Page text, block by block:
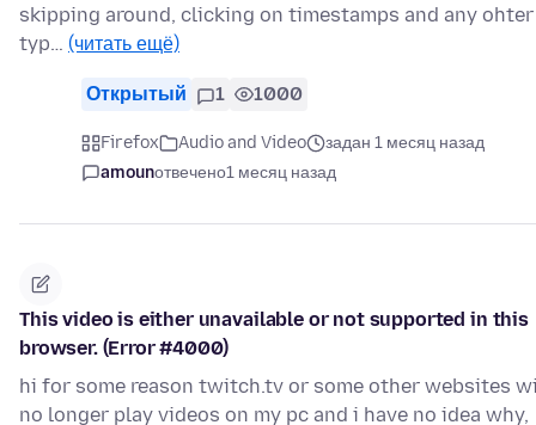
skipping around, clicking on timestamps and any ohter
typ… (читать ещё)
Открытый 1 1000
Firefox Audio and Video
задан 1 месяц назад
amounотвечено1 месяц назад
This video is either unavailable or not supported in this
browser. (Error #4000)
hi for some reason twitch.tv or some other websites
no longer play videos on my pc and i have no idea why,